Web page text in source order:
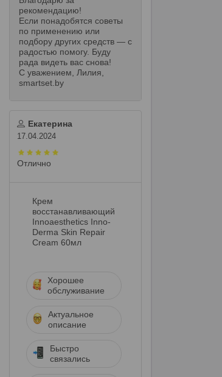
рекомендацию!
Если понадобятся советы
по применению или
подбору других средств — с
радостью помогу. Буду
рада видеть вас снова!
С уважением, Лилия,
smartset.by
Екатерина
17.04.2024
Отлично
Крем
восстанавливающий
Innoaesthetics Inno-
Derma Skin Repair
Cream 60мл
Хорошее
обслуживание
Актуальное
описание
Быстро
связались